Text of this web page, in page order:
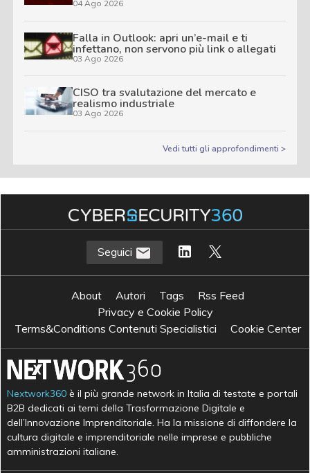
04 Ago 2026
Falla in Outlook: apri un’e-mail e ti
infettano, non servono più link o allegati
03 Ago 2026
CISO tra svalutazione del mercato e
realismo industriale
03 Ago 2026
Vedi tutti gli approfondimenti >
Seguici
About Autori Tags
Rss Feed
Privacy e Cookie Policy
Terms&Conditions Contenuti Specialistici
Cookie Center
Nextwork360 è il più grande network in Italia di testate e portali
B2B dedicati ai temi della Trasformazione Digitale e
dell’Innovazione Imprenditoriale. Ha la missione di diffondere la
cultura digitale e imprenditoriale nelle imprese e pubbliche
amministrazioni italiane.